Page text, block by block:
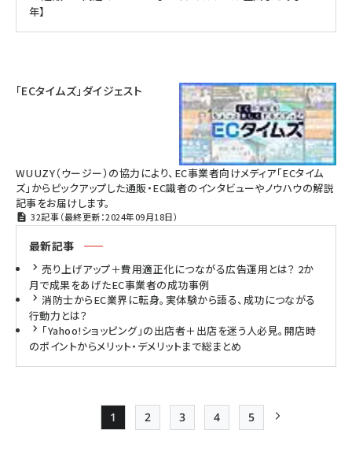
年】
「ECタイムズ」ダイジェスト
WUUZY（ウージー）の協力により、EC事業者向けメディア「ECタイム
ズ」からピックアップした通販・EC識者のインタビューやノウハウの解説
記事をお届けします。
32記事（最終更新：2024年09月18日）
最新記事
売り上げアップ＋費用適正化につながる広告運用とは？ 2か
月で成果をあげたEC事業者の成功事例
消防士からEC業界に転身。実体験から語る、成功につながる
行動力とは？
「Yahoo!ショッピング」の出店者＋出店を迷う人必見。開店時
のポイントからメリット・デメリットまで総まとめ
Page
1
Page
2
Page
3
Page
4
Page
5